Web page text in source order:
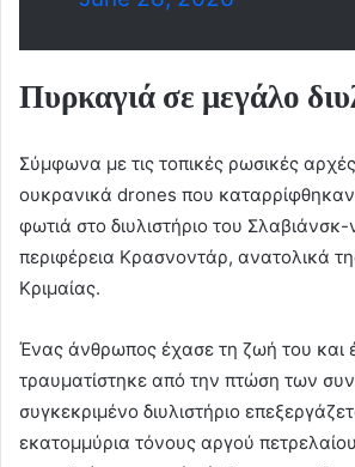
Πυρκαγιά σε μεγάλο
Σύμφωνα με τις τοπικές ρωσικές
ουκρανικά drones που
φωτιά στο διυλιστήριο του
περιφέρεια Κρασνοντάρ, ανατολικά
Κριμαίας.
Ένας άνθρωπος έχασε τη ζωή του και
τραυματίστηκε από την πτώση των
συγκεκριμένο διυλιστήριο
εκατομμύρια τόνους αργού